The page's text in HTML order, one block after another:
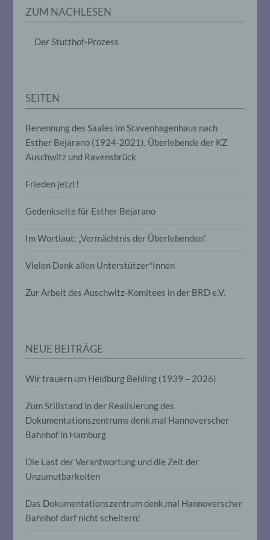
ZUM NACHLESEN
Der Stutthof-Prozess
SEITEN
Benennung des Saales im Stavenhagenhaus nach
Esther Bejarano (1924-2021), Überlebende der KZ
Auschwitz und Ravensbrück
Frieden jetzt!
Gedenkseite für Esther Bejarano
Im Wortlaut: „Vermächtnis der Überlebenden“
Vielen Dank allen Unterstützer*Innen
Zur Arbeit des Auschwitz-Komitees in der BRD e.V.
NEUE BEITRÄGE
Wir trauern um Heidburg Behling (1939 – 2026)
Zum Stillstand in der Realisierung des
Dokumentationszentrums denk.mal Hannoverscher
Bahnhof in Hamburg
Die Last der Verantwortung und die Zeit der
Unzumutbarkeiten
Das Dokumentationszentrum denk.mal Hannoverscher
Bahnhof darf nicht scheitern!
das Ordnen, die Speicherung, die
Anpassung oder Veränderung, das
die Offenlegung durch Übermittlung,
d) Einschränkung der Verarbeitung
Einschränkung der Verarbeitung ist die
ihre künftige Verarbeitung einzuschränken.
Verarbeitung personenbezogener Daten,
werden, um bestimmte persönliche
Gesundheit, persönlicher Vorlieben,
Interessen, Zuverlässigkeit, Verhalten,
Aufenthaltsort oder Ortswechsel dieser
natürlichen Person zu analysieren oder
f) Pseudonymisierung
Pseudonymisierung ist die Verarbeitung
personenbezogener Daten in einer Weise,
auf welche die personenbezogenen Daten
Informationen nicht mehr einer
spezifischen betroffenen Person